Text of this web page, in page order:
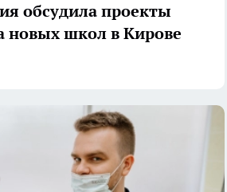
обсудила проекты
новых школ в Кирове